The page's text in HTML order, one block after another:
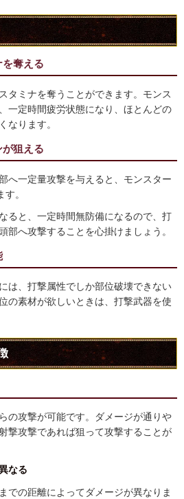
奪える
タミナを奪うことができます。モンス
一定時間疲労状態になり、ほとんどの
なります。
狙える
へ一定量攻撃を与えると、モンスター
。
ると、一定時間無防備になるので、打
部へ攻撃することを心掛けましょう。
は、打撃属性でしか部位破壊できない
の素材が欲しいときは、打撃武器を使
の攻撃が可能です。ダメージが通りや
撃攻撃であれば狙って攻撃することが
なる
での距離によってダメージが異なりま